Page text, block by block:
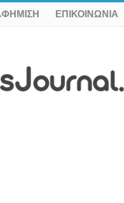
ΕΠΙΚΟΙΝΩΝΙΑ